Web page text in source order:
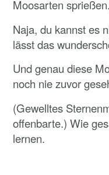
Moosarten
Naja, du kannst es
lässt das
Und genau diese
noch nie zuvor
(Gewelltes
offenbarte.) Wie
lernen.